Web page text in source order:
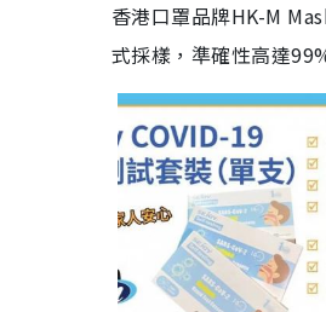
香港口罩品牌HK-M
式採樣，準確性高達